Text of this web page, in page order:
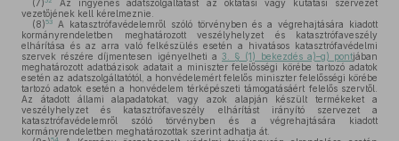
(7)
Az ingyenes adatszolgáltatást az oktatási vagy kutatási szervezet
vezetőjének kell kérelmeznie.
(8)53
A katasztrófavédelemről szóló törvényben és a végrehajtására kiadott
kormányrendeletben meghatározott veszélyhelyzet és katasztrófaveszély
elhárítása és az arra való felkészülés esetén a hivatásos katasztrófavédelmi
szervek részére díjmentesen igényelheti a 3. § (1) bekezdés a)–g) pontjában
meghatározott adatbázisok adatait a miniszter felelősségi körébe tartozó adatok
esetén az adatszolgáltatótól, a honvédelemért felelős miniszter felelősségi körébe
tartozó adatok esetén a honvédelem térképészeti támogatásáért felelős szervtől.
Az átadott állami alapadatokat, vagy azok alapján készült termékeket a
veszélyhelyzet és katasztrófaveszély elhárítást irányító szervezet a
katasztrófavédelemről szóló törvényben és a végrehajtására kiadott
kormányrendeletben meghatározottak szerint adhatja át.
54